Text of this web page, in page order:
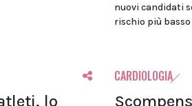
nuovi candidati
rischio più basso
lo
CARDIOLOGIA